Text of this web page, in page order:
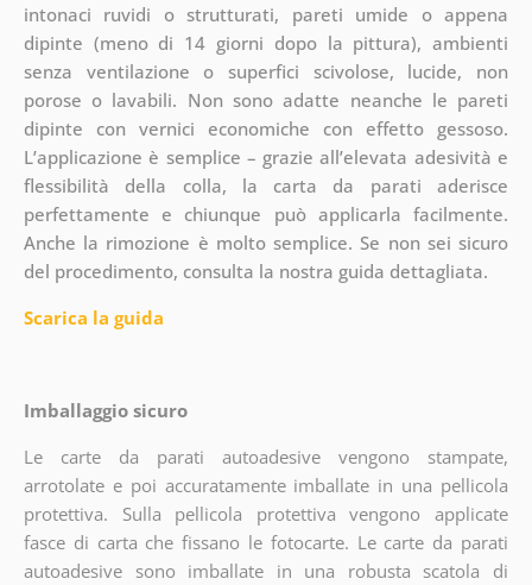
intonaci ruvidi o strutturati, pareti umide o appena
dipinte (meno di 14 giorni dopo la pittura), ambienti
senza ventilazione o superfici scivolose, lucide, non
porose o lavabili. Non sono adatte neanche le pareti
dipinte con vernici economiche con effetto gessoso.
L’applicazione è semplice – grazie all’elevata adesività e
flessibilità della colla, la carta da parati aderisce
perfettamente e chiunque può applicarla facilmente.
Anche la rimozione è molto semplice. Se non sei sicuro
del procedimento, consulta la nostra guida dettagliata.
Scarica la guida
Imballaggio sicuro
Le carte da parati autoadesive vengono stampate,
arrotolate e poi accuratamente imballate in una pellicola
protettiva. Sulla pellicola protettiva vengono applicate
fasce di carta che fissano le fotocarte. Le carte da parati
autoadesive sono imballate in una robusta scatola di